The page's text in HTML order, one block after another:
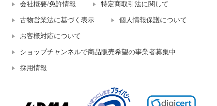
会社概要/免許情報 特定商取引法に関して
古物営業法に基づく表示 個人情報保護について
お客様対応について
ショップチャンネルで商品販売希望の事業者募集中
採用情報